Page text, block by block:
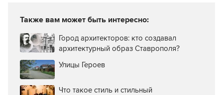
Также вам может быть интересно:
Город архитекторов: кто создавал
архитектурный образ Ставрополя?
Улицы Героев
Что такое стиль и стильный